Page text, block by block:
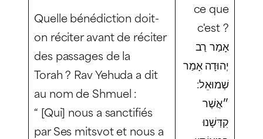
Quelle bénédiction doit-
on réciter avant de réciter
des passages de la
Torah ? Rav Yehuda a dit
au nom de Shmuel :
“ [Qui] nous a sanctifiés
par Ses mitsvot et nous a
ce que
c'est ?
אָמַר רַב
יְהוּדָה אָמַר
שְׁמוּאֵל:
״אֲשֶׁר
קִדְּשָׁנוּ